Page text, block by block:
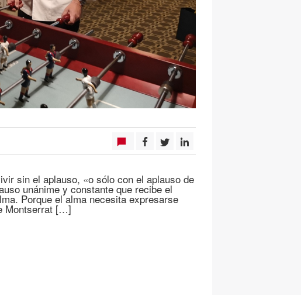
sin el aplauso, «o sólo con el aplauso de
unánime y constante que recibe el
Porque el alma necesita expresarse
Montserrat […]